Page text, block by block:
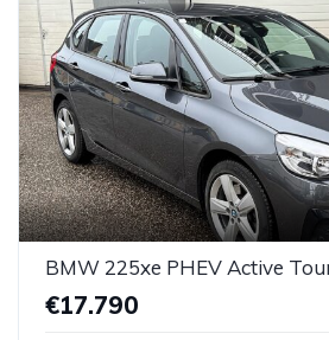
BMW 225xe PHEV Active
€17.790